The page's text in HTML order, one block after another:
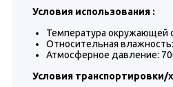
Условия использования :
Температура окружающей
Относительная
Атмосферное давление:
Условия транспортировки/